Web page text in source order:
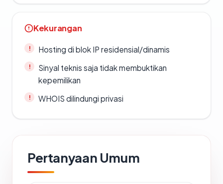
Kekurangan
Hosting di blok IP residensial/dinamis
Sinyal teknis saja tidak membuktikan
kepemilikan
WHOIS dilindungi privasi
Pertanyaan Umum